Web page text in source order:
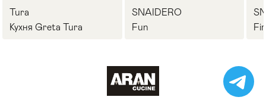
Tura
Кухня Greta Tura
SNAIDERO
Fun